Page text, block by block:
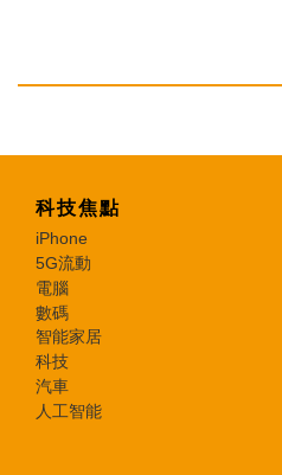
科技焦點
iPhone
5G流動
電腦
數碼
智能家居
科技
汽車
人工智能